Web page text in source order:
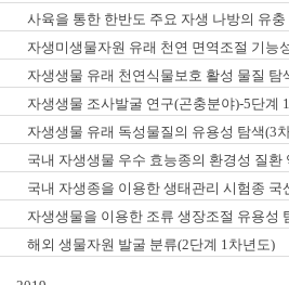
사육을 통한 한반도 주요 자생 나방의 유
자생미생물자원 유래 천연 면역조절 기능
자생생물 유래 천연식물보호 활성 물질 탐
자생생물 조사발굴 연구(곤충분야)-5단계
자생생물 유래 독성물질의 유용성 탐색(3
국내 자생생물 우수 효능종의 환경성 질환
국내 자생종을 이용한 생태관리 시험종 국
자생생물을 이용한 조류 생장조절 유용성
해외 생물자원 발굴 분류(2단계 1차년도)